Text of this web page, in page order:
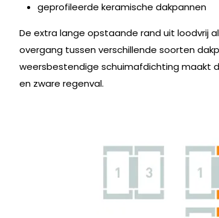
geprofileerde keramische dakpannen
De extra lange opstaande rand uit loodvrij
overgang tussen verschillende soorten
weersbestendige schuimafdichting maakt
en zware regenval.